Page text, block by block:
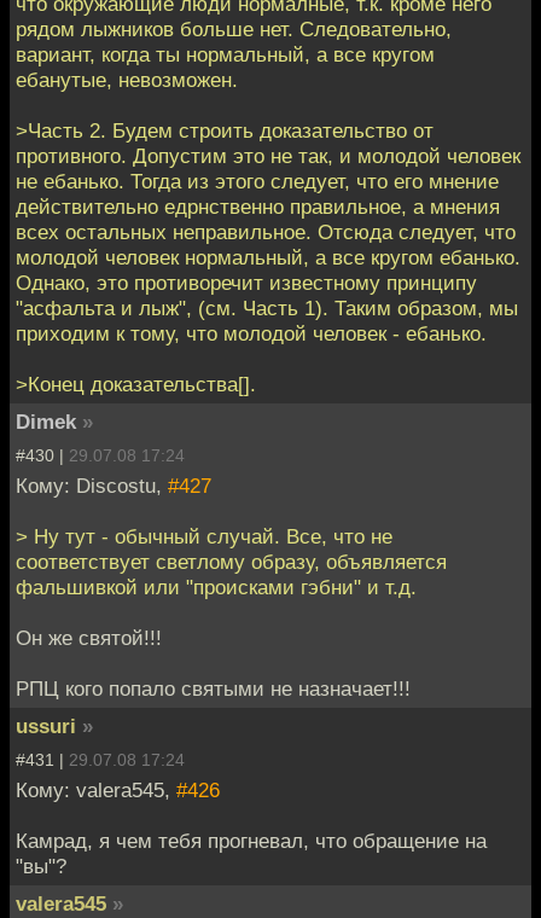
рядом лыжников больше нет. Следовательно,
вариант, когда ты нормальный, а все кругом
ебанутые, невозможен.
>Часть 2. Будем строить доказательство от
противного. Допустим это не так, и молодой человек
не ебанько. Тогда из этого следует, что его мнение
действительно едрнственно правильное, а мнения
всех остальных неправильное. Отсюда следует, что
молодой человек нормальный, а все кругом ебанько.
Однако, это противоречит известному принципу
"асфальта и лыж", (см. Часть 1). Таким образом, мы
приходим к тому, что молодой человек - ебанько.
>Конец доказательства[].
Dimek »
#430 | 29.07.08 17:24
Кому: Discostu, #427
> Ну тут - обычный случай. Все, что не
соответствует светлому образу, объявляется
фальшивкой или "происками гэбни" и т.д.
Он же святой!!!
РПЦ кого попало святыми не назначает!!!
ussuri »
#431 | 29.07.08 17:24
Кому: valera545, #426
Камрад, я чем тебя прогневал, что обращение на
"вы"?
valera545 »